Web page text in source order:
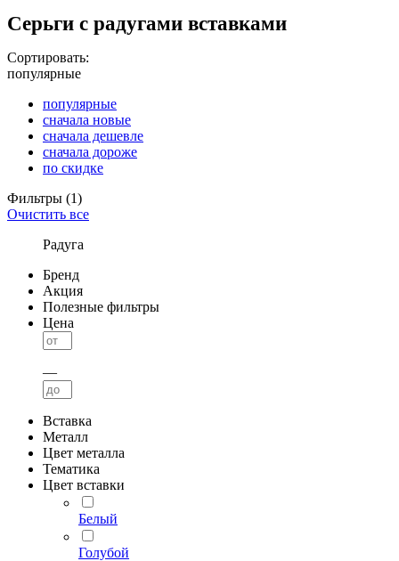
Серьги c радугами вставками
Сортировать:
популярные
популярные
сначала новые
сначала дешевле
сначала дороже
по скидке
Фильтры (1)
Очистить все
Радуга
Бренд
Акция
Полезные фильтры
Цена
—
Вставка
Металл
Цвет металла
Тематика
Цвет вставки
Белый
Голубой